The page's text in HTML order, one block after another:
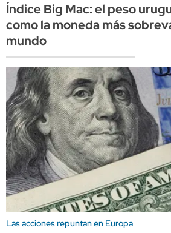
Índice Big Mac: el peso
como la moneda más
mundo
Las acciones repuntan en Europa